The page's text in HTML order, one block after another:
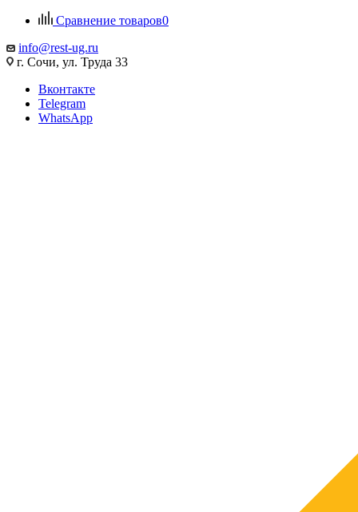
Сравнение товаров0
info@rest-ug.ru
г. Сочи, ул. Труда 33
Вконтакте
Telegram
WhatsApp